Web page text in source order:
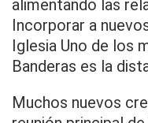
alimentando las
Incorporar a
Iglesia Uno de los
Banderas es la
Muchos nuevos